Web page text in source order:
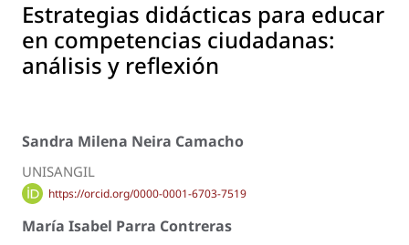
Estrategias didácticas para educar
en competencias ciudadanas:
análisis y reflexión
Sandra Milena Neira Camacho
UNISANGIL
https://orcid.org/0000-0001-6703-7519
María Isabel Parra Contreras